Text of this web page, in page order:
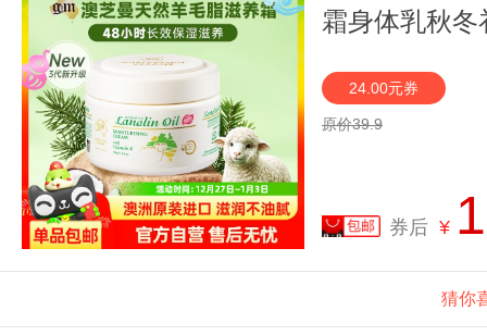
霜身体乳秋
24.00元券
原价39.9
券后 ¥
猜你